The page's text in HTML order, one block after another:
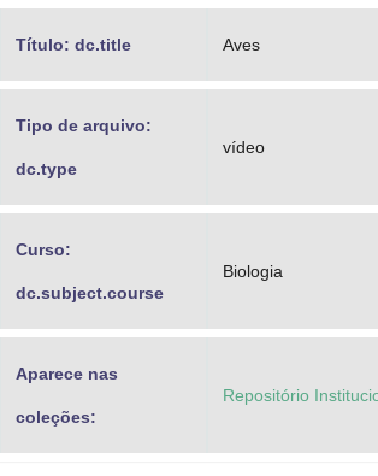
Título: dc.title Aves
Tipo de arquivo:
dc.type
vídeo
Curso:
dc.subject.course
Biologia
Aparece nas
coleções:
Repositório